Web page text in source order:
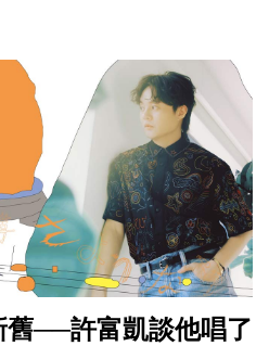
舊──許富凱談他唱了